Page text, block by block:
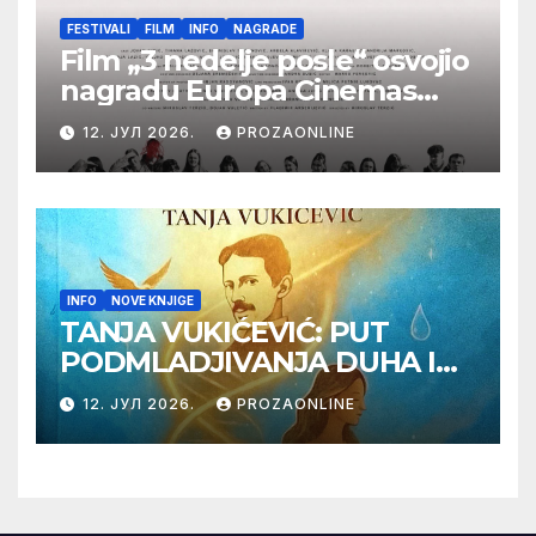
FESTIVALI FILM INFO NAGRADE
Film „3 nedelje posle“ osvojio
nagradu Europa Cinemas
Label na Filmskom festivalu
u Karlovim Varima
12. ЈУЛ 2026. PROZAONLINE
INFO NOVE KNJIGE
TANJA VUKIĆEVIĆ: PUT
PODMLADJIVANJA DUHA I
TELA SA TESLOM
12. ЈУЛ 2026. PROZAONLINE